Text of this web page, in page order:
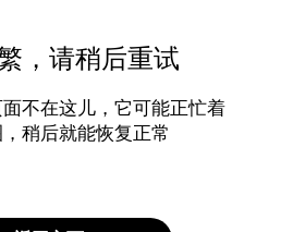
，请稍后重试
不在这儿，它可能正忙着
稍后就能恢复正常